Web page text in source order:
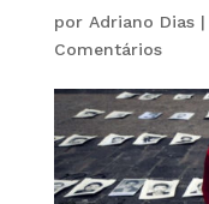
por Adriano Dias|
Comentários